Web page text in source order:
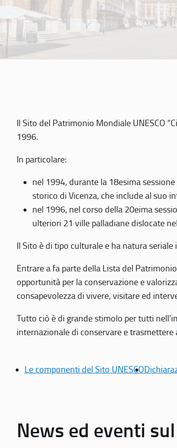
Il Sito del Patrimonio Mondiale UNESCO
1996.
In particolare:
nel 1994, durante la 18esima
storico di Vicenza, che include al suo
nel 1996, nel corso della 20eima
ulteriori 21 ville palladiane dislocate
Il Sito è di tipo culturale e ha natura
Entrare a fa parte della Lista del
opportunità per la conservazione e
consapevolezza di vivere, visitare ed
Tutto ciò è di grande stimolo per tutti
internazionale di conservare e trasmettere
Le componenti del Sito UNESCO
News ed eventi sul